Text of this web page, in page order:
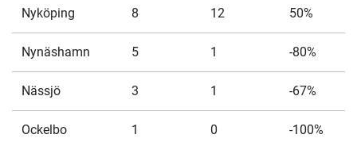
Nyköping 8 12 50%
Nynäshamn 5 1 -80%
Nässjö 3 1 -67%
Ockelbo 1 0 -100%